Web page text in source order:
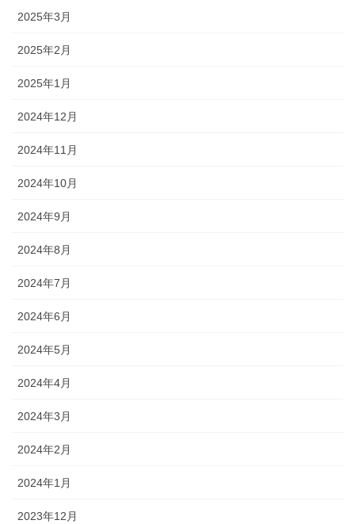
2025年3月
2025年2月
2025年1月
2024年12月
2024年11月
2024年10月
2024年9月
2024年8月
2024年7月
2024年6月
2024年5月
2024年4月
2024年3月
2024年2月
2024年1月
2023年12月